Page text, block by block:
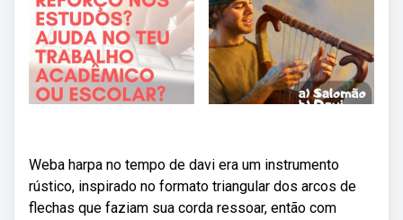
Weba harpa no tempo de davi era um instrumento
rústico, inspirado no formato triangular dos arcos de
flechas que faziam sua corda ressoar, então com